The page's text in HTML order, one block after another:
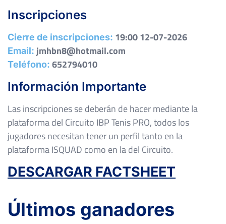
Inscripciones
Cierre de inscripciones: 19:00 12-07-2026
Email: jmhbn8@hotmail.com
Teléfono: 652794010
Información Importante
Las inscripciones se deberán de hacer mediante la
plataforma del Circuito IBP Tenis PRO, todos los
jugadores necesitan tener un perfil tanto en la
plataforma ISQUAD como en la del Circuito.
DESCARGAR FACTSHEET
Últimos ganadores